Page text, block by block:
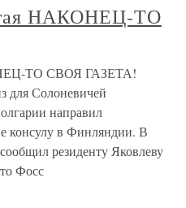
НАКОНЕЦ-ТО
ТО СВОЯ ГАЗЕТА!
для Солоневичей
направил
консулу в Финляндии. В
резиденту Яковлеву
Фосс